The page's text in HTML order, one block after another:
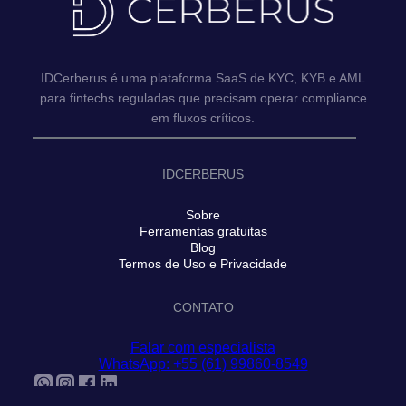
IDCerberus é uma plataforma SaaS de KYC, KYB e AML
para fintechs reguladas que precisam operar compliance
em fluxos críticos.
IDCERBERUS
Sobre
Ferramentas gratuitas
Blog
Termos de Uso e Privacidade
CONTATO
Falar com especialista
WhatsApp: +55 (61) 99860-8549